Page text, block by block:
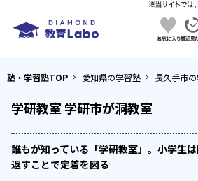
塾・学習塾TOP 愛知県の学習塾 長久手市
学研教室 学研市が洞教室
誰もが知っている「学研教室」。小学生
返すことで定着を図る